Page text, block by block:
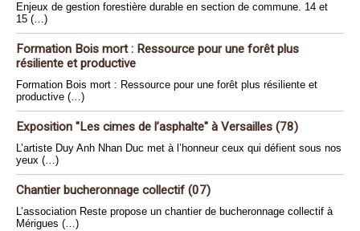
Enjeux de gestion forestière durable en section de commune. 14 et
15 (…)
Formation Bois mort : Ressource pour une forêt plus
résiliente et productive
Formation Bois mort : Ressource pour une forêt plus résiliente et
productive (…)
Exposition "Les cimes de l’asphalte" à Versailles (78)
L’artiste Duy Anh Nhan Duc met à l’honneur ceux qui défient sous nos
yeux (…)
Chantier bucheronnage collectif (07)
L’association Reste propose un chantier de bucheronnage collectif à
Mérigues (…)